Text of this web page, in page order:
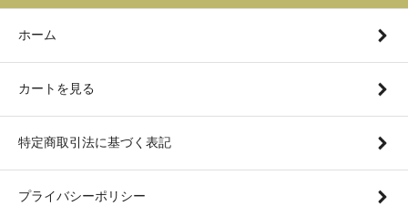
ホーム
カートを見る
特定商取引法に基づく表記
プライバシーポリシー